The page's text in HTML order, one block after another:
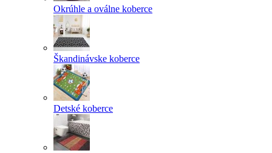
Okrúhle a oválne koberce
Škandinávske koberce
Detské koberce